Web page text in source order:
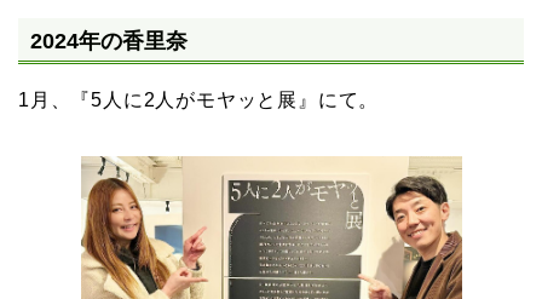
2024年の香里奈
1月、『5人に2人がモヤッと展』にて。